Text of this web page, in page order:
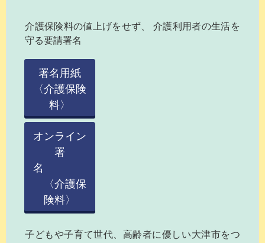
介護保険料の値上げをせず、 介護利用者の生活を
守る要請署名
署名用紙
〈介護保険
料〉
オンライン
署
名
〈介護保
険料〉
子どもや子育て世代、高齢者に優しい大津市をつ